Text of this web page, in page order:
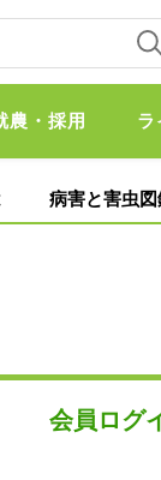
農・採用 ラ
病害と害虫図
会員ログ